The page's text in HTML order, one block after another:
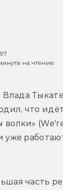
на чтение
что
волки»
уже
часть